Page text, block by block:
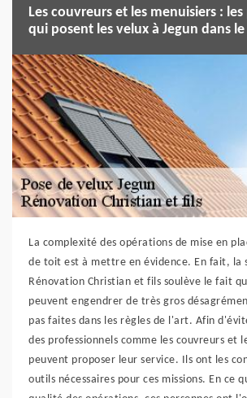
Les couvreurs et les menuisiers :
qui posent les velux à Jegun dans le
La complexité des opérations de mise en
de toit est à mettre en évidence. En fait, la
Rénovation Christian et fils soulève le fait
peuvent engendrer de très gros
pas faites dans les règles de l'art. Afin
des professionnels comme les couvreurs et
peuvent proposer leur service. Ils ont les
outils nécessaires pour ces missions. En ce